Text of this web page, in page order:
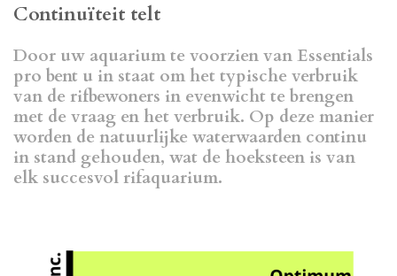
Continuïteit telt
Door uw aquarium te voorzien van Essentials
pro bent u in staat om het typische verbruik
van de rifbewoners in evenwicht te brengen
met de vraag en het verbruik. Op deze manier
worden de natuurlijke waterwaarden continu
in stand gehouden, wat de hoeksteen is van
elk succesvol rifaquarium.